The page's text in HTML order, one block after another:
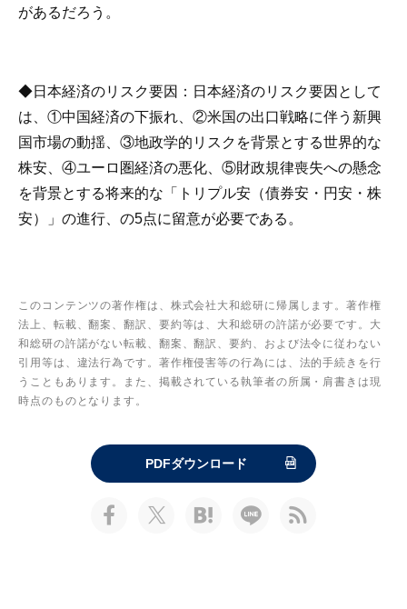
があるだろう。
◆日本経済のリスク要因 ：日本経済のリスク要因として
は、①中国経済の下振れ、②米国の出口戦略に伴う新興
国市場の動揺、③地政学的リスクを背景とする世界的な
株安、④ユーロ圏経済の悪化、⑤財政規律喪失への懸念
を背景とする将来的な「トリプル安（債券安・円安・株
安）」の進行、の5点に留意が必要である。
このコンテンツの著作権は、株式会社大和総研に帰属します。著作権
法上、転載、翻案、翻訳、要約等は、大和総研の許諾が必要です。大
和総研の許諾がない転載、翻案、翻訳、要約、および法令に従わない
引用等は、違法行為です。著作権侵害等の行為には、法的手続きを行
うこともあります。また、掲載されている執筆者の所属・肩書きは現
時点のものとなります。
PDFダウンロード